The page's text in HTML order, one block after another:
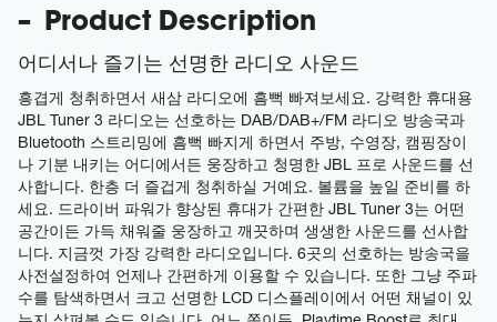
Product Description
어디서나 즐기는 선명한 라디오 사운드
흥겹게 청취하면서 새삼 라디오에 흠뻑 빠져보세요. 강력한 휴대용
JBL Tuner 3 라디오는 선호하는 DAB/DAB+/FM 라디오 방송국과
Bluetooth 스트리밍에 흠뻑 빠지게 하면서 주방, 수영장, 캠핑장이
나 기분 내키는 어디에서든 웅장하고 청명한 JBL 프로 사운드를 선
사합니다. 한층 더 즐겁게 청취하실 거예요. 볼륨을 높일 준비를 하
세요. 드라이버 파워가 향상된 휴대가 간편한 JBL Tuner 3는 어떤
공간이든 가득 채워줄 웅장하고 깨끗하며 생생한 사운드를 선사합
니다. 지금껏 가장 강력한 라디오입니다. 6곳의 선호하는 방송국을
사전설정하여 언제나 간편하게 이용할 수 있습니다. 또한 그냥 주파
수를 탐색하면서 크고 선명한 LCD 디스플레이에서 어떤 채널이 있